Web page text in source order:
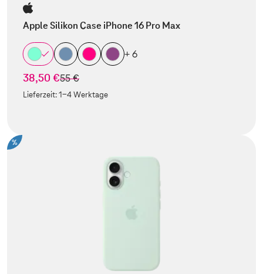
Apple Silikon Case iPhone 16 Pro Max
+ 6
38,50 €statt
55 €
Lieferzeit:1-4 Werktage
%